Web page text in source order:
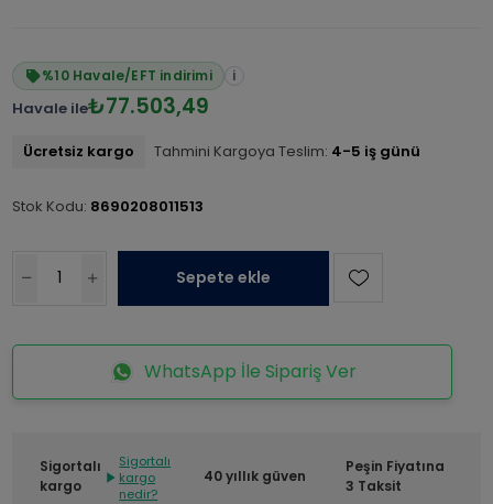
%10 Havale/EFT indirimi i
Havale ile₺77.503,49
Ücretsiz kargo Tahmini Kargoya Teslim: 4-5 iş günü
Stok Kodu: 8690208011513
Sepete ekle
WhatsApp İle Sipariş Ver
Sigortalı
kargo
Sigortalı
kargo
nedir?
40 yıllık güven
Peşin Fiyatına
3 Taksit